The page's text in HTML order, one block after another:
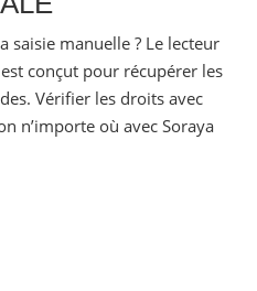
saisie manuelle ? Le lecteur
est conçut pour récupérer les
Vérifier les droits avec
n’importe où avec Soraya